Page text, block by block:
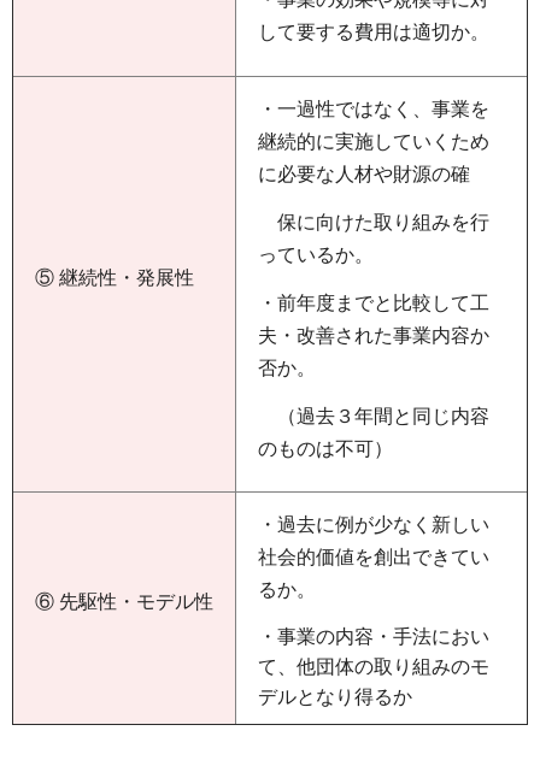
して要する費用は適切か。
⑤ 継続性・発展性
・一過性ではなく、事業を
継続的に実施していくため
に必要な人材や財源の確
保に向けた取り組みを行
っているか。
・前年度までと比較して工
夫・改善された事業内容か
否か。
（過去３年間と同じ内容
のものは不可）
⑥ 先駆性・モデル性
・過去に例が少なく新しい
社会的価値を創出できてい
るか。
・事業の内容・手法におい
て、他団体の取り組みのモ
デルとなり得るか